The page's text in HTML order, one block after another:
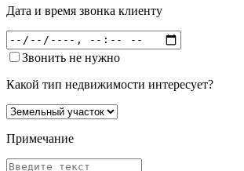
Дата и время звонка клиенту
Звонить не нужно
Какой тип недвижимости интересует?
Примечание